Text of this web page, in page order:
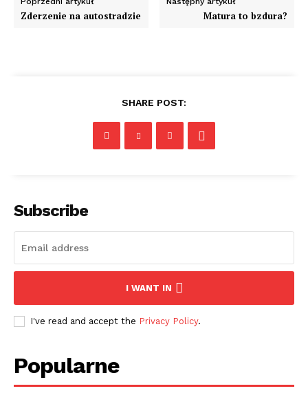
Zderzenie na autostradzie Matura to bzdura?
SHARE POST:
Subscribe
I WANT IN
I've read and accept the Privacy Policy.
Popularne